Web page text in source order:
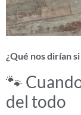
¿Qué nos dirían
🐾
del todo